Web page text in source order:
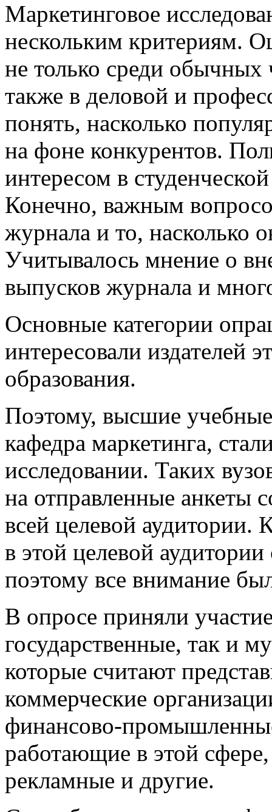
Маркетинговое
нескольким критериям.
не только среди обычных
также в деловой и
понять, насколько
на фоне конкурентов.
интересом в
Конечно, важным
журнала и то, насколько
Учитывалось мнение о
выпусков журнала и
Основные категории
интересовали издателей
образования.
Поэтому, высшие учебные
кафедра маркетинга,
исследовании. Таких
на отправленные анкеты
всей целевой аудитории.
в этой целевой
поэтому все внимание
В опросе приняли
государственные, так и
которые считают
коммерческие
финансово-
работающие в этой
рекламные и другие.